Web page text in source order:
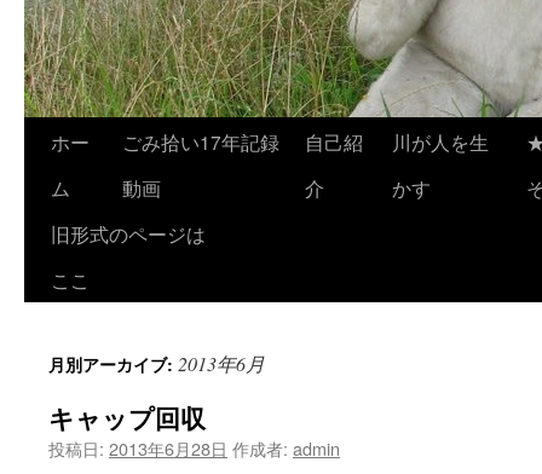
へ
ス
キ
ホー
ム
ごみ拾い17年記録
動画
自己紹
介
川が人を生
かす
旧形式のページは
ここ
月別アーカイブ: 2013年6月
キャップ回収
投稿日: 2013年6月28日 作成者: admin